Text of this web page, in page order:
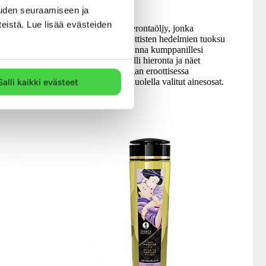
seuraamiseen ja
Lue lisää evästeiden
kaikki evästeet
Shunga-
tai
Korkealaatuinen hierontaöljy, jonka
aromaattinen, eksoottisten hedelmien tuoksu
herättelee libidoa. Anna kumppanillesi
eroottinen ja sensuelli hieronta ja näet
vaikutuksen! Shungan eroottisessa
hierontaöljyssä on huolella valitut ainesosat.
29.99 €